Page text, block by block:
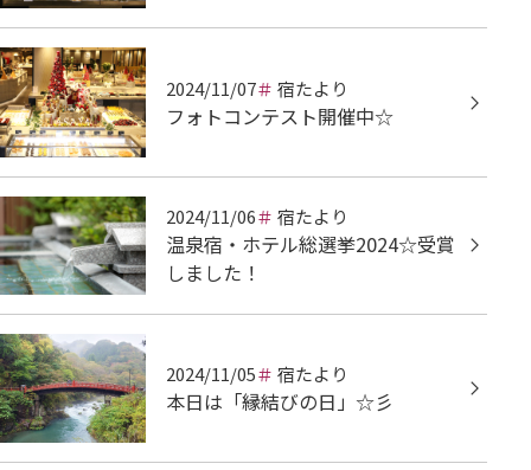
2024/11/07 宿たより
フォトコンテスト開催中☆
2024/11/06 宿たより
温泉宿・ホテル総選挙2024☆受賞
しました！
2024/11/05 宿たより
本日は「縁結びの日」☆彡